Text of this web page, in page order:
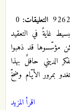
التعليقات:
غايةً في التعقيد
مؤسّسوها قد ذهبوا
الديني حافلٌ بهذا
بمرور الأيّام وضخّ
اقرأ المزيد